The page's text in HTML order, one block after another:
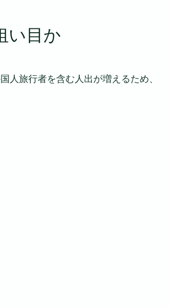
い目か
旅行者を含む人出が増えるため、